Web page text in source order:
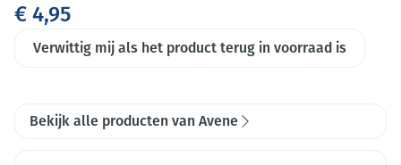
€ 4,95
Verwittig mij als het product terug in voorraad is
Bekijk alle producten van Avene